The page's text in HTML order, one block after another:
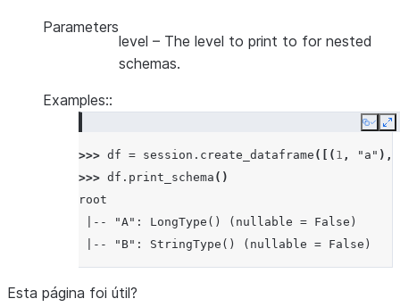
Parameters
level – The level to print to for nested
schemas.
Examples::
Copy
>>> df = session . create_dataframe ([( 1 , "a" ),
>>> df . print_schema ()
root
|-- "A": LongType() (nullable = False)
|-- "B": StringType() (nullable = False)
Esta página foi útil?